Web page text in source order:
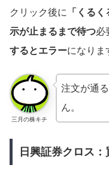
クリック後に
「くる
示が止まるまで待つ必
するとエラーになりま
三月の株キチ
注文が通
ん。
日興証券クロス：